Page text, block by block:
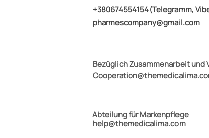
+380674554154(Telegramm,
pharmescompany@gmail.com
Bezüglich Zusammenarbeit und
Abteilung für Markenpflege
help@themedicalima.com